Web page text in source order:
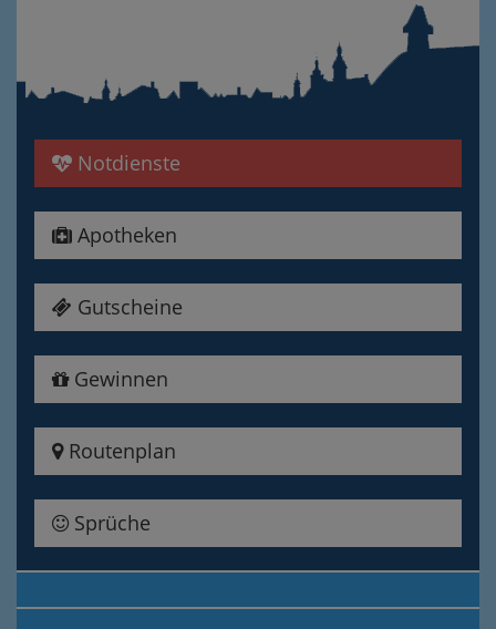
Notdienste
Apotheken
Gutscheine
Gewinnen
Routenplan
Sprüche